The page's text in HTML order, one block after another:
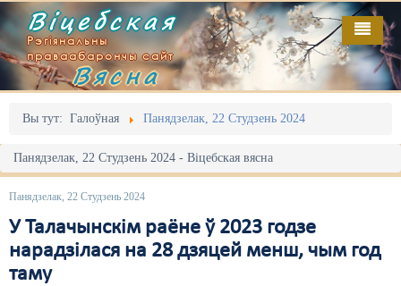
Віцебская
Рэгіянальны
праваабарончы сайт
Вясна
Вы тут: Галоўная Панядзелак, 22 Студзень 2024
Панядзелак, 22 Студзень 2024 - Віцебская вясна
Панядзелак, 22 Студзень 2024
У Талачынскім раёне ў 2023 годзе
нарадзілася на 28 дзяцей менш, чым год
таму
Галоўная
Адміністрацыйны перасьлед
Акцыі
Выбары
Грамадзянскія ініцыятывы
Выданьні
Відэа
Пра нас
RSS